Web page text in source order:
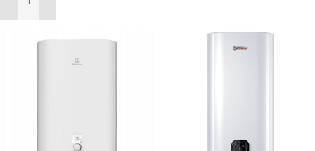
DODAJ DO KOSZYKA